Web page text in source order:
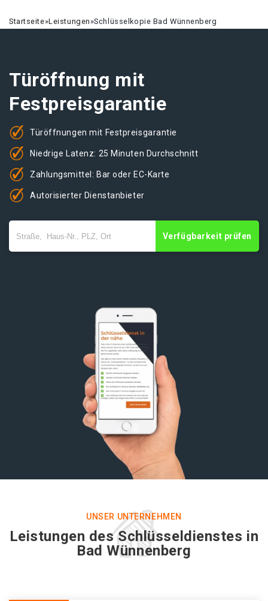
Startseite»Leistungen»Schlüsselkopie Bad Wünnenberg
Türöffnung mit
Festpreisgarantie
Türöffnungen mit Festpreisgarantie
Niedrige Latenz: 25 Minuten Durchschnitt
Zahlungsmittel: Bar oder EC-Karte
Autorisierter Dienstanbieter
Verfügbarkeit prüfen
UNSER UNTERNEHMEN
Leistungen des Schlüsseldienstes in
Bad Wünnenberg